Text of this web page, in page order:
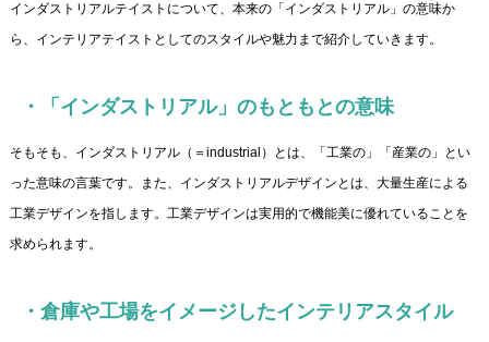
インダストリアルテイストについて、本来の「インダストリアル」の意味か
ら、インテリアテイストとしてのスタイルや魅力まで紹介していきます。
・「インダストリアル」のもともとの意味
そもそも、インダストリアル（＝industrial）とは、「工業の」「産業の」とい
った意味の言葉です。また、インダストリアルデザインとは、大量生産による
工業デザインを指します。工業デザインは実用的で機能美に優れていることを
求められます。
・倉庫や工場をイメージしたインテリアスタイル